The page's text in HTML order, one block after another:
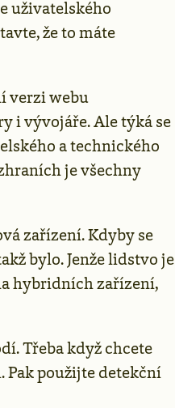
uživatelského
že to máte
verzi webu
i vývojáře. Ale týká se
a technického
je všechny
zařízení. Kdyby se
bylo. Jenže lidstvo je
hybridních zařízení,
Třeba když chcete
Pak použijte detekční